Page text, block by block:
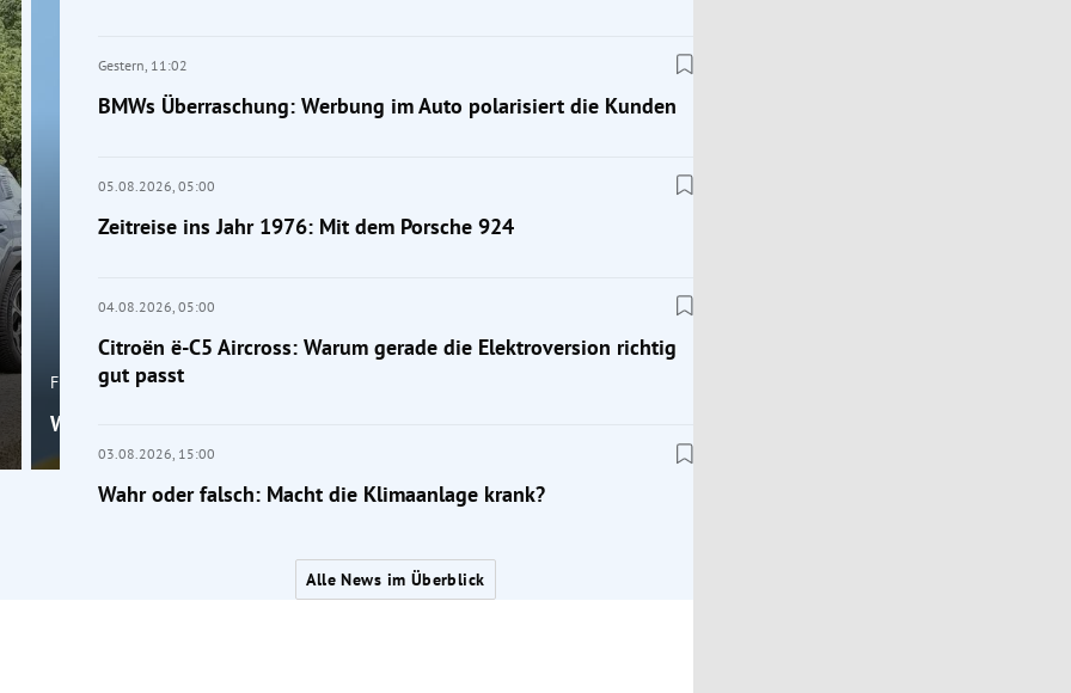
Frage der Mobilität
Wahr oder falsch: Macht die Klimaanlage krank?
Gestern, 11:02
BMWs Überraschung: Werbung im Auto polarisiert die Kunden
05.08.2026, 05:00
Zeitreise ins Jahr 1976: Mit dem Porsche 924
04.08.2026, 05:00
Citroën ë-C5 Aircross: Warum gerade die Elektroversion richtig
gut passt
03.08.2026, 15:00
Wahr oder falsch: Macht die Klimaanlage krank?
Alle News im Überblick